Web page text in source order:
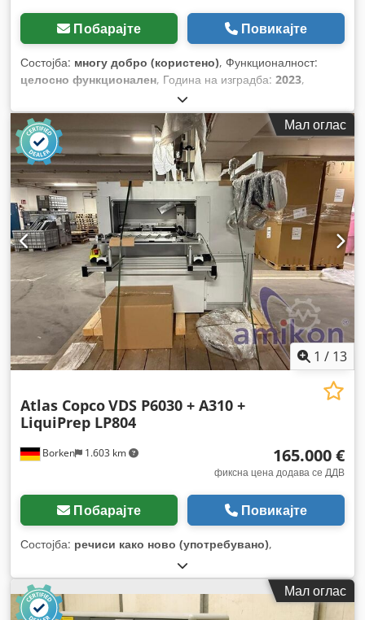
Побарајте Повикајте
Состојба: многу добро (користено), Функционалност:
целосно функционален, Година на изградба: 2023,
Мал оглас
1 / 13
Borken 1.603 km
Atlas CopcoVDS P6030 + A310 +
LiquiPrep LP804
165.000 €
фиксна цена додава се ДДВ
Побарајте Повикајте
Состојба: речиси како ново (употребувано),
Мал оглас